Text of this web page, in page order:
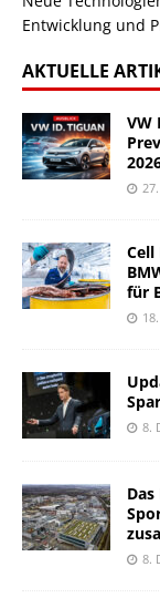
Entwicklung und
AKTUELLE
VW
Cell
für
8.
8.